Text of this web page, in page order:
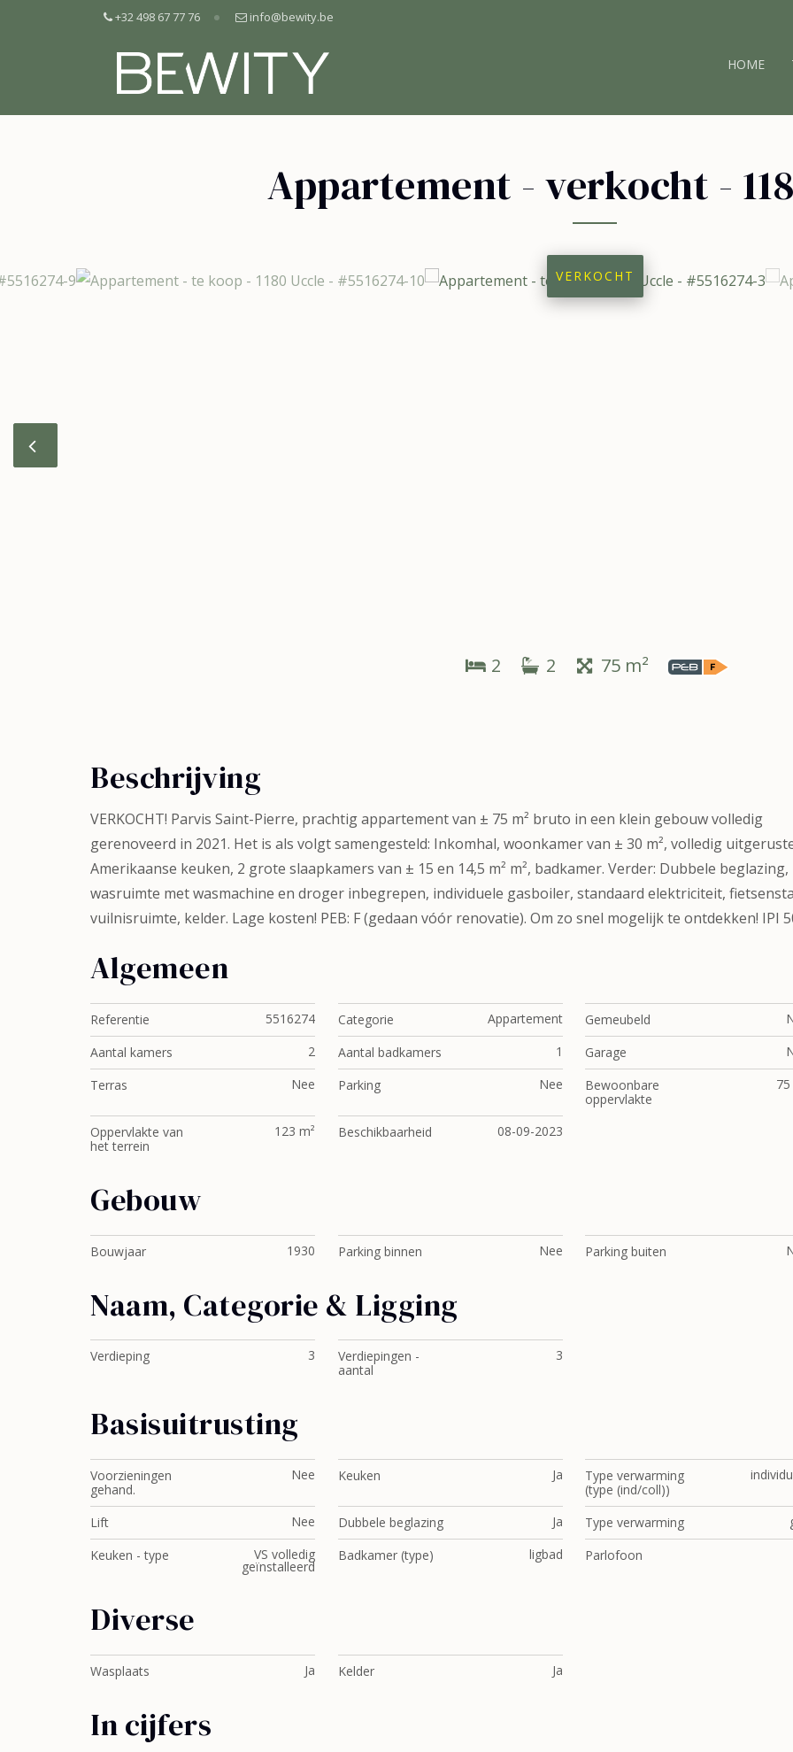
+32 498 67 77 76 info@bewity.be
HOME
Appartement - verkocht -
VERKOCHT
2 2 75 m²
Beschrijving
VERKOCHT! Parvis Saint-Pierre, prachtig appartement van ± 75 m² bruto in een klein gebouw volledig
gerenoveerd in 2021. Het is als volgt samengesteld: Inkomhal, woonkamer van ± 30 m², volledig
Amerikaanse keuken, 2 grote slaapkamers van ± 15 en 14,5 m² m², badkamer. Verder: Dubbele beglazing,
wasruimte met wasmachine en droger inbegrepen, individuele gasboiler, standaard elektriciteit,
vuilnisruimte, kelder. Lage kosten! PEB: F (gedaan vóór renovatie). Om zo snel mogelijk te ontdekken! IPI
Algemeen
Referentie 5516274 Categorie Appartement Gemeubeld
Aantal kamers
2 Aantal badkamers 1 Garage
Terras
Nee Parking Nee
Bewoonbare
oppervlakte
75
Oppervlakte van
het terrein
123 m² Beschikbaarheid 08-09-2023
Gebouw
Bouwjaar 1930 Parking binnen Nee Parking buiten
Naam, Categorie & Ligging
Verdieping 3
Verdiepingen -
aantal
3
Basisuitrusting
Voorzieningen
gehand.
Nee Keuken Ja
Type verwarming
(type (ind/coll))
Lift Nee Dubbele beglazing Ja Type verwarming
Keuken - type
VS volledig
geïnstalleerd
Badkamer (type) ligbad Parlofoon
Diverse
Wasplaats Ja Kelder Ja
In cijfers